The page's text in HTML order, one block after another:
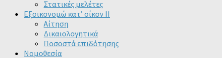
Στατικές μελέτες
Εξοικονομώ κατ’ οίκον II
Αίτηση
Δικαιολογητικά
Ποσοστά επιδότησης
Νομοθεσία